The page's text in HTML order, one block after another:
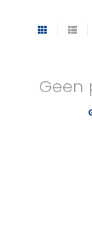
Geen